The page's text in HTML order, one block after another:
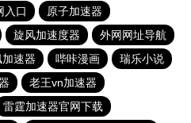
入口
原子加速器
旋风加速度器
外网网址导航
速器 哔咔漫画
瑞乐小说
老王vn加速器
雷霆加速器官网下载